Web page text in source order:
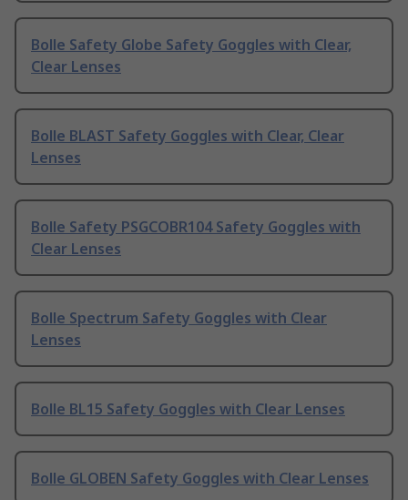
Bolle Safety Globe Safety Goggles with Clear,
Clear Lenses
Bolle BLAST Safety Goggles with Clear, Clear
Lenses
Bolle Safety PSGCOBR104 Safety Goggles with
Clear Lenses
Bolle Spectrum Safety Goggles with Clear
Lenses
Bolle BL15 Safety Goggles with Clear Lenses
Bolle GLOBEN Safety Goggles with Clear Lenses